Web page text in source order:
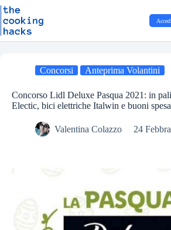
S
t
Salta
al
contenuto
Accedi
Concorsi Anteprima Volantini
Concorso Lidl Deluxe Pasqua 2021: in
Electic, bici elettriche Italwin e buoni
Valentina Colazzo 24